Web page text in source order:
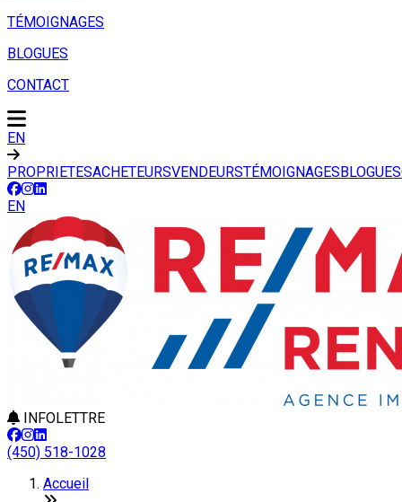
TÉMOIGNAGES
BLOGUES
CONTACT
EN
PROPRIETESACHETEURSVENDEURSTÉMOIGNAGESBLOGUES
EN
INFOLETTRE
(450) 518-1028
Accueil